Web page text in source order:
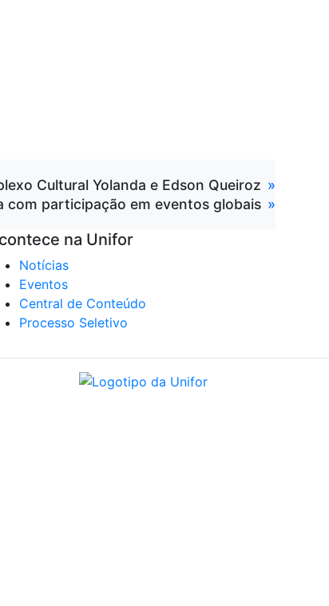
Cultural Yolanda e Edson Queiroz
com participação em eventos globais
na Unifor
Notícias
Eventos
Central de Conteúdo
Processo Seletivo